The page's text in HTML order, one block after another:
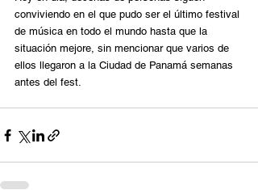
conviviendo en el que pudo ser el último festival
de música en todo el mundo hasta que la
situación mejore, sin mencionar que varios de
ellos llegaron a la Ciudad de Panamá semanas
antes del fest.